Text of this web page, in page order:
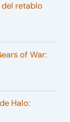
del retablo
of War:
Halo: